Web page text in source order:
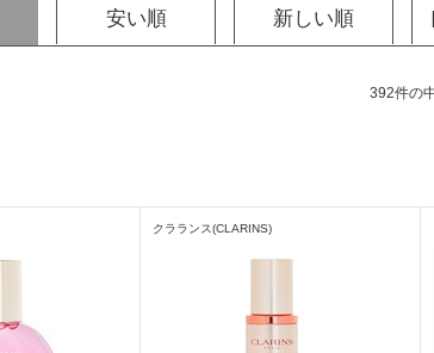
安い順 新しい順
392件の
クラランス(CLARINS)